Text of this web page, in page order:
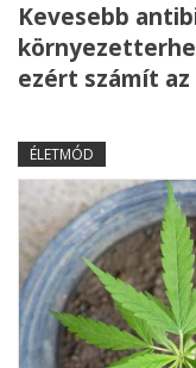
Kevesebb
ezért számít
ÉLETMÓD